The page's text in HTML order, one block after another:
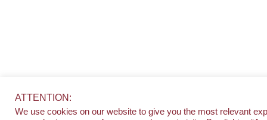
ATTENTION:
We use cookies on our website to give you the most relevant